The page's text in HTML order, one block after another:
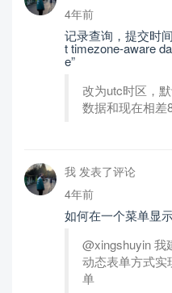
4年前
记录查询，提交时
t timezone-aware
e”
改为utc时区，
数据和现在相差
我 发表了评论
4年前
如何在一个菜单显
@xingshuyin 我
动态表单方式实
单